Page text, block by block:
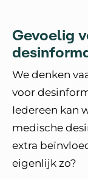
Gevoelig
We denken
voor
Iedereen kan
medische
extra
eigenlijk zo?